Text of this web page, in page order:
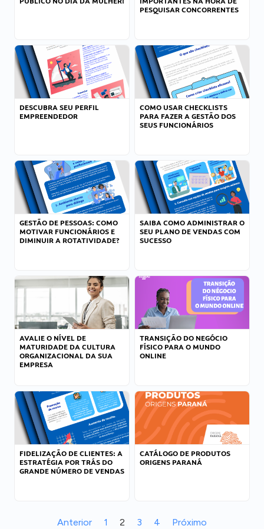
PESQUISAR CONCORRENTES
DESCUBRA SEU PERFIL
EMPREENDEDOR
COMO USAR CHECKLISTS
PARA FAZER A GESTÃO DOS
SEUS FUNCIONÁRIOS
GESTÃO DE PESSOAS: COMO
MOTIVAR FUNCIONÁRIOS E
DIMINUIR A ROTATIVIDADE?
SAIBA COMO ADMINISTRAR O
SEU PLANO DE VENDAS COM
SUCESSO
AVALIE O NÍVEL DE
MATURIDADE DA CULTURA
ORGANIZACIONAL DA SUA
EMPRESA
TRANSIÇÃO DO NEGÓCIO
FÍSICO PARA O MUNDO
ONLINE
FIDELIZAÇÃO DE CLIENTES: A
ESTRATÉGIA POR TRÁS DO
GRANDE NÚMERO DE VENDAS
CATÁLOGO DE PRODUTOS
ORIGENS PARANÁ
Anterior 1 2 3 4 Próximo